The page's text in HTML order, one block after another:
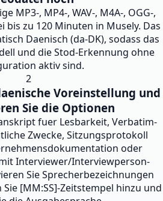
MP3-, MP4-, WAV-, M4A-, OGG-,
bis zu 120 Minuten in Musely. Das
Daenisch (da-DK), sodass das
und die Stod-Erkennung ohne
aktiv sind.
2
Voreinstellung und
Sie die Optionen
fuer Lesbarkeit, Verbatim-
Zwecke, Sitzungsprotokoll
oder
Interviewer/Interviewperson-
Sie Sprecherbezeichnungen
Sie [MM:SS]-Zeitstempel hinzu und